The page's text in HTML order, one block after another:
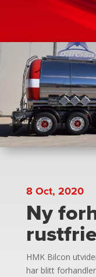
8 Oct, 2020
Ny
HMK Bilcon
har blitt